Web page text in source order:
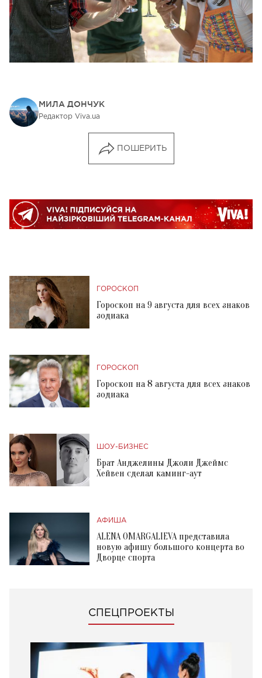
МИЛА ДОНЧУК
Редактор Viva.ua
ПОШЕРИТЬ
ГОРОСКОП
Гороскоп на 9 августа для всех знаков
зодиака
ГОРОСКОП
Гороскоп на 8 августа для всех знаков
зодиака
ШОУ-БИЗНЕС
Брат Анджелины Джоли Джеймс
Хейвен сделал каминг-аут
АФИША
ALENA OMARGALIEVA представила
новую афишу большого концерта во
Дворце спорта
СПЕЦПРОЕКТЫ